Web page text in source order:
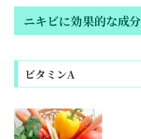
ニキビに効果的な成分
ビタミンA